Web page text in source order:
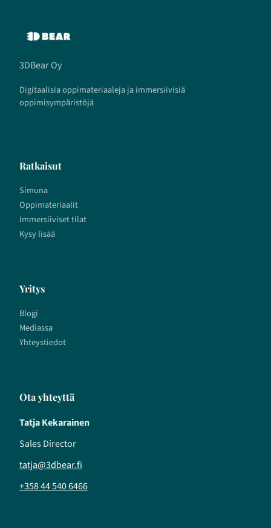
3DBear Oy
Digitaalisia oppimateriaaleja ja immersiivisiä
oppimisympäristöjä
Ratkaisut
Simuna
Oppimateriaalit
Immersiiviset tilat
Kysy lisää
Yritys
Blogi
Mediassa
Yhteystiedot
Ota yhteyttä
Tatja Kekarainen
Sales Director
tatja@3dbear.fi
+358 44 540 6466